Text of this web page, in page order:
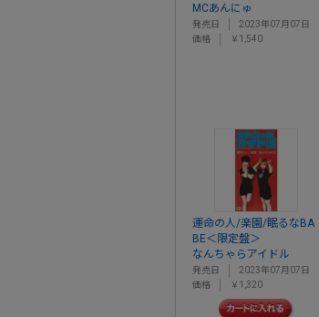
MCあんにゅ
発売日
2023年07月07日
価格
￥1,540
運命の人/楽園/眠るなBA
BE＜限定盤＞
なんちゃらアイドル
発売日
2023年07月07日
価格
￥1,320